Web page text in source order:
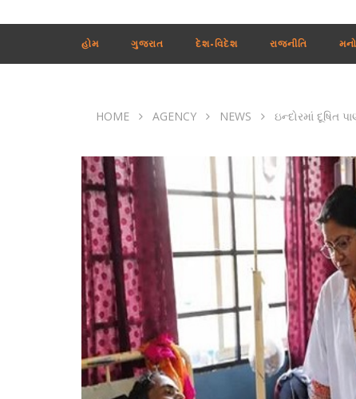
હોમ ગુજરાત દેશ-વિદેશ રાજનીતિ
HOME AGENCY NEWS ઇન્દોરમાં દૂષિત